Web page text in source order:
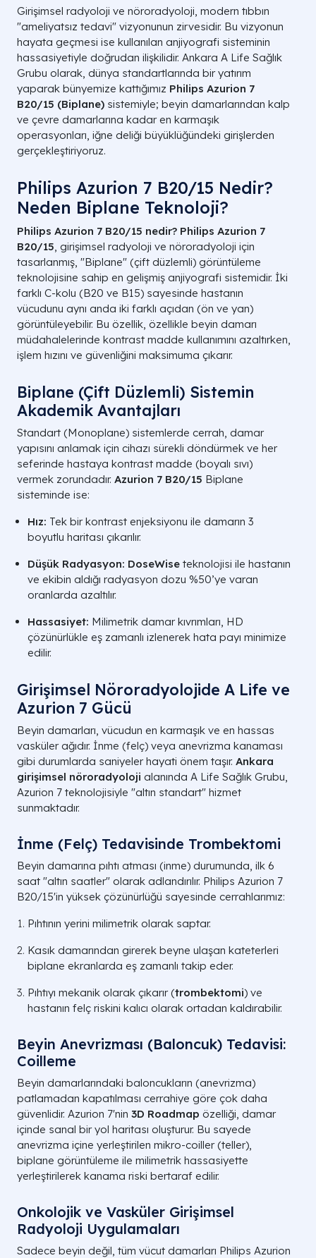
Girişimsel radyoloji ve nöroradyoloji, modern tıbbın
"ameliyatsız tedavi" vizyonunun zirvesidir. Bu vizyonun
hayata geçmesi ise kullanılan anjiyografi sisteminin
hassasiyetiyle doğrudan ilişkilidir. Ankara A Life Sağlık
Grubu olarak, dünya standartlarında bir yatırım
yaparak bünyemize kattığımız Philips Azurion 7
B20/15 (Biplane) sistemiyle; beyin damarlarından kalp
ve çevre damarlarına kadar en karmaşık
operasyonları, iğne deliği büyüklüğündeki girişlerden
gerçekleştiriyoruz.
Philips Azurion 7 B20/15 Nedir?
Neden Biplane Teknoloji?
Philips Azurion 7 B20/15 nedir? Philips Azurion 7
B20/15 , girişimsel radyoloji ve nöroradyoloji için
tasarlanmış, "Biplane" (çift düzlemli) görüntüleme
teknolojisine sahip en gelişmiş anjiyografi sistemidir. İki
farklı C-kolu (B20 ve B15) sayesinde hastanın
vücudunu aynı anda iki farklı açıdan (ön ve yan)
görüntüleyebilir. Bu özellik, özellikle beyin damarı
müdahalelerinde kontrast madde kullanımını azaltırken,
işlem hızını ve güvenliğini maksimuma çıkarır.
Biplane (Çift Düzlemli) Sistemin
Akademik Avantajları
Standart (Monoplane) sistemlerde cerrah, damar
yapısını anlamak için cihazı sürekli döndürmek ve her
seferinde hastaya kontrast madde (boyalı sıvı)
vermek zorundadır. Azurion 7 B20/15 Biplane
sisteminde ise:
Hız: Tek bir kontrast enjeksiyonu ile damarın 3
boyutlu haritası çıkarılır.
Düşük Radyasyon: DoseWise teknolojisi ile hastanın
ve ekibin aldığı radyasyon dozu %50’ye varan
oranlarda azaltılır.
Hassasiyet: Milimetrik damar kıvrımları, HD
çözünürlükle eş zamanlı izlenerek hata payı minimize
edilir.
Girişimsel Nöroradyolojide A Life ve
Azurion 7 Gücü
Beyin damarları, vücudun en karmaşık ve en hassas
vasküler ağıdır. İnme (felç) veya anevrizma kanaması
gibi durumlarda saniyeler hayati önem taşır. Ankara
girişimsel nöroradyoloji alanında A Life Sağlık Grubu,
Azurion 7 teknolojisiyle "altın standart" hizmet
sunmaktadır.
İnme (Felç) Tedavisinde Trombektomi
Beyin damarına pıhtı atması (inme) durumunda, ilk 6
saat "altın saatler" olarak adlandırılır. Philips Azurion 7
B20/15'in yüksek çözünürlüğü sayesinde cerrahlarımız:
Pıhtının yerini milimetrik olarak saptar.
Kasık damarından girerek beyne ulaşan kateterleri
biplane ekranlarda eş zamanlı takip eder.
Pıhtıyı mekanik olarak çıkarır (trombektomi) ve
hastanın felç riskini kalıcı olarak ortadan kaldırabilir.
Beyin Anevrizması (Baloncuk) Tedavisi:
Coilleme
Beyin damarlarındaki baloncukların (anevrizma)
patlamadan kapatılması cerrahiye göre çok daha
güvenlidir. Azurion 7'nin 3D Roadmap özelliği, damar
içinde sanal bir yol haritası oluşturur. Bu sayede
anevrizma içine yerleştirilen mikro-coiller (teller),
biplane görüntüleme ile milimetrik hassasiyette
yerleştirilerek kanama riski bertaraf edilir.
Onkolojik ve Vasküler Girişimsel
Radyoloji Uygulamaları
Sadece beyin değil, tüm vücut damarları Philips Azurion